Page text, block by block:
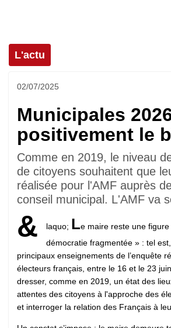
L'actu
02/07/2025
Municipales
positivement le
Comme en 2019, le niveau
de citoyens souhaitent que
réalisée pour l'AMF auprès
conseil municipal. L'AMF va
& laquo; Le maire reste une
démocratie fragmentée » : tel
principaux enseignements de l’enquête
électeurs français, entre le 16 et le 23
dresser, comme en 2019, un état des
attentes des citoyens à l'approche des
et interroger la relation des Français à